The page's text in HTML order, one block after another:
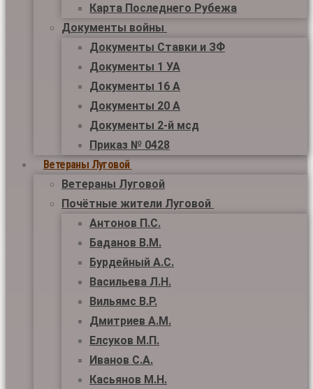
Карта Последнего Рубежа
Документы войны
Документы Ставки и ЗФ
Документы 1 УА
Документы 16 А
Документы 20 А
Документы 2-й мсд
Приказ № 0428
Ветераны Луговой
Ветераны Луговой
Почётные жители Луговой
Антонов П.С.
Баданов В.М.
Бурдейный А.С.
Васильева Л.Н.
Вильямс В.Р.
Дмитриев А.М.
Елсуков М.П.
Иванов С.А.
Касьянов М.Н.